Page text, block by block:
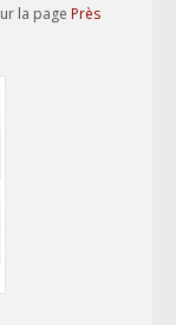
la page Près